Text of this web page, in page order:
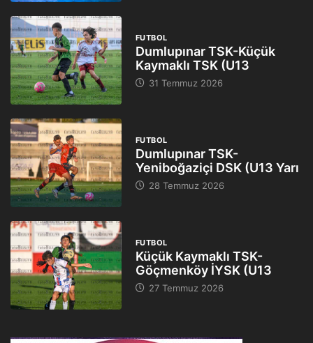
FUTBOL
Dumlupınar TSK-Küçük
Kaymaklı TSK (U13
31 Temmuz 2026
FUTBOL
Dumlupınar TSK-
Yeniboğaziçi DSK (U13 Yarı
28 Temmuz 2026
FUTBOL
Küçük Kaymaklı TSK-
Göçmenköy İYSK (U13
27 Temmuz 2026